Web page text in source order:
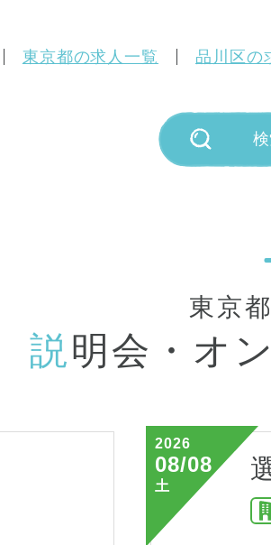
東京都の求人一覧 品川区の
東
説明会・ オ
2026
08/08
土